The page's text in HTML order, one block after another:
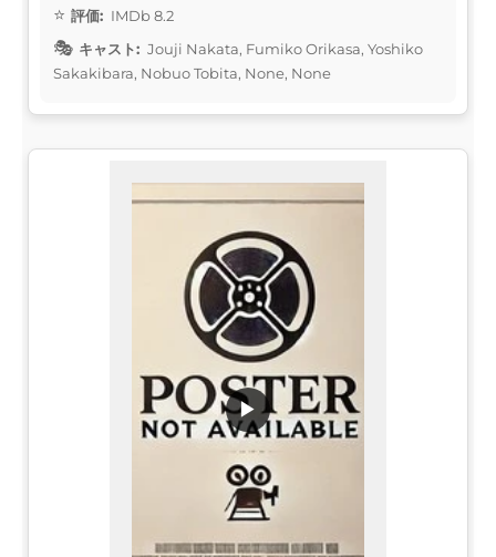
評価: IMDb 8.2
キャスト: Jouji Nakata, Fumiko Orikasa, Yoshiko
Sakakibara, Nobuo Tobita, None, None
▶